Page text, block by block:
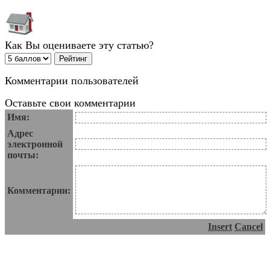
Как Вы оцениваете эту статью?
Комментарии пользователей
Оставьте свои комментарии
Имя:
Адрес
электронной
почты:
Комментарии:
Insert Cancel